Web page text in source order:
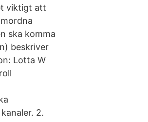
viktigt att
ska komma
beskriver
Lotta W
2.